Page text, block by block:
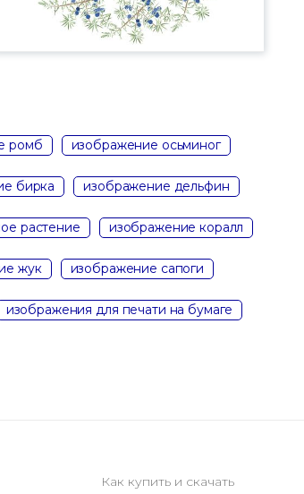
ромб изображение осьминог
бирка изображение дельфин
растение изображение коралл
жук изображение сапоги
изображения для печати на бумаге
Как купить и скачать